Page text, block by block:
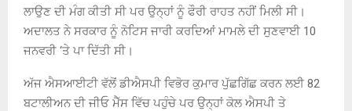
ਲਾਉਣ ਦੀ ਮੰਗ ਕੀਤੀ ਸੀ ਪਰ ਉਨ੍ਹਾਂ ਨੂੰ ਫੌਰੀ ਰਾਹਤ ਨਹੀਂ ਮਿਲੀ ਸੀ।
ਅਦਾਲਤ ਨੇ ਸਰਕਾਰ ਨੂੰ ਨੋਟਿਸ ਜਾਰੀ ਕਰਦਿਆਂ ਮਾਮਲੇ ਦੀ ਸੁਣਵਾਈ 10
ਜਨਵਰੀ ‘ਤੇ ਪਾ ਦਿੱਤੀ ਸੀ।
ਅੱਜ ਐਸਆਈਟੀ ਵੱਲੋਂ ਡੀਐਸਪੀ ਵਿਭੋਰ ਕੁਮਾਰ ਪੁੱਛਗਿੱਛ ਕਰਨ ਲਈ 82
ਬਟਾਲੀਅਨ ਦੀ ਜੀਓ ਮੈੱਸ ਵਿੱਚ ਪਹੁੰਚੇ ਪਰ ਉਨ੍ਹਾਂ ਕੋਲ ਐਸਪੀ ਤੇ